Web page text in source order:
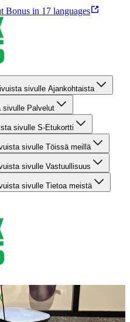
Bonus in 17 languages
sivulle Ajankohtaista
sivulle Palvelut
sivulle S-Etukortti
sivulle Töissä meillä
sivulle Vastuullisuus
sivulle Tietoa meistä